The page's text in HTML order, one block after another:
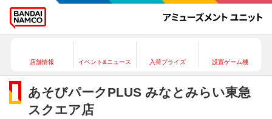
店舗情報 イベント&ニュース 入荷プライズ 設置ゲーム機
あそびパークPLUS みなとみらい東急
スクエア店